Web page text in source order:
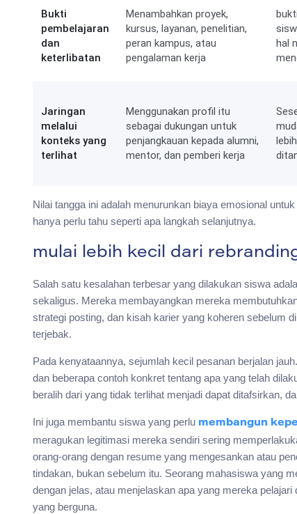
Bukti
pembelajaran
dan
keterlibatan
Menambahkan proyek,
kursus, layanan, penelitian,
peran kampus, atau
pengalaman kerja
hal
Jaringan
melalui
konteks yang
terlihat
Menggunakan profil itu
sebagai dukungan untuk
penjangkauan kepada alumni,
mentor, dan pemberi kerja
Nilai tangga ini adalah menurunkan biaya emosional
hanya perlu tahu seperti apa langkah selanjutnya.
mulai lebih kecil dari
Salah satu kesalahan terbesar yang dilakukan siswa
sekaligus. Mereka membayangkan mereka
strategi posting, dan kisah karier yang koheren sebelum
terjebak.
Pada kenyataannya, sejumlah kecil pesanan berjalan
dan beberapa contoh konkret tentang apa yang telah
beralih dari yang tidak terlihat menjadi dapat ditafsirkan,
Ini juga membantu siswa yang perlu membangun
meragukan legitimasi mereka sendiri sering
orang-orang dengan resume yang mengesankan atau
tindakan, bukan sebelum itu. Seorang mahasiswa yang
dengan jelas, atau menjelaskan apa yang mereka
yang berguna.